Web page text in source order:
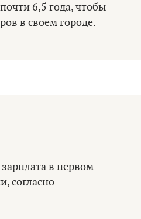
6,5 года, чтобы
в своем городе.
в первом
согласно